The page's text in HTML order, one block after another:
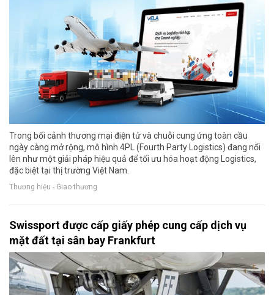
Trong bối cảnh thương mại điện tử và chuỗi cung ứng toàn cầu
ngày càng mở rộng, mô hình 4PL (Fourth Party Logistics) đang nổi
lên như một giải pháp hiệu quả để tối ưu hóa hoạt động Logistics,
đặc biệt tại thị trường Việt Nam.
Thương hiệu - Giao thương
Swissport được cấp giấy phép cung cấp dịch vụ
mặt đất tại sân bay Frankfurt